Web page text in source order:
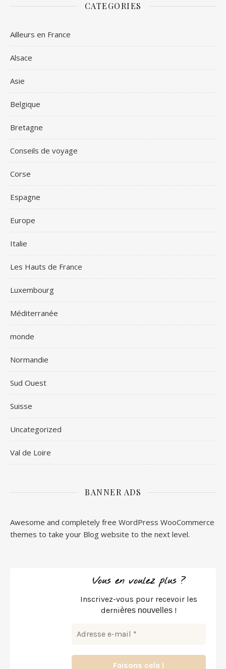
CATEGORIES
Ailleurs en France
Alsace
Asie
Belgique
Bretagne
Conseils de voyage
Corse
Espagne
Europe
Italie
Les Hauts de France
Luxembourg
Méditerranée
monde
Normandie
Sud Ouest
Suisse
Uncategorized
Val de Loire
BANNER ADS
Awesome and completely free WordPress WooCommerce
themes to take your Blog website to the next level.
Vous en voulez plus ?
Inscrivez-vous pour recevoir les
dernières nouvelles !